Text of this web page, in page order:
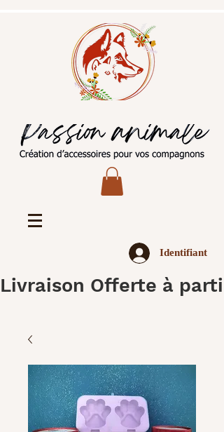
Identifiant
Livraison Offerte à